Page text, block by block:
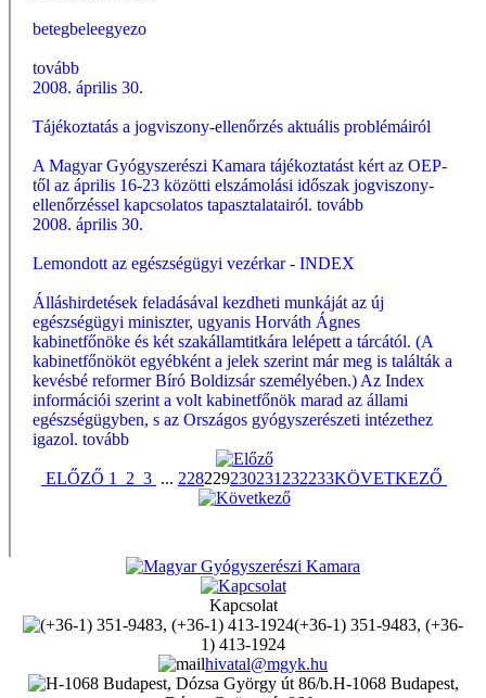
betegbeleegyezo
tovább
2008. április 30.
Tájékoztatás a jogviszony-ellenőrzés aktuális problémáiról
A Magyar Gyógyszerészi Kamara tájékoztatást kért az OEP-
től az április 16-23 közötti elszámolási időszak jogviszony-
ellenőrzéssel kapcsolatos tapasztalatairól. tovább
2008. április 30.
Lemondott az egészségügyi vezérkar - INDEX
Álláshirdetések feladásával kezdheti munkáját az új
egészségügyi miniszter, ugyanis Horváth Ágnes
kabinetfőnöke és két szakállamtitkára lelépett a tárcától. (A
kabinetfőnököt egyébként a jelek szerint már meg is találták a
kevésbé reformer Bíró Boldizsár személyében.) Az Index
információi szerint a volt kabinetfőnök marad az állami
egészségügyben, s az Országos gyógyszerészeti intézethez
igazol. tovább
ELŐZŐ 1 2 3 ... 228229230231 232233KÖVETKEZŐ
Kapcsolat
(+36-1) 351-9483, (+36-
1) 413-1924
hivatal@mgyk.hu
H-1068 Budapest,